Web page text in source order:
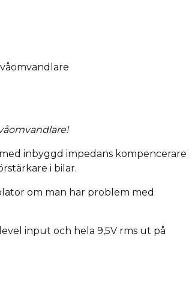
inbyggd impedans kompencerare
i bilar.
om man har problem med
input och hela 9,5V rms ut på